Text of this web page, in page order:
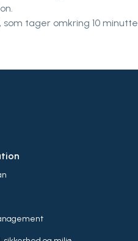
tager omkring 10